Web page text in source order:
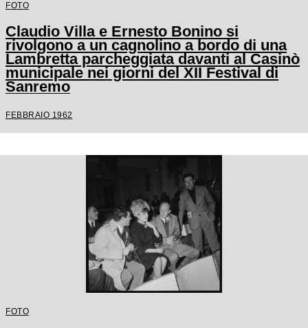
FOTO
Claudio Villa e Ernesto Bonino si
rivolgono a un cagnolino a bordo di una
Lambretta parcheggiata davanti al Casinò
municipale nei giorni del XII Festival di
Sanremo
FEBBRAIO 1962
FOTO